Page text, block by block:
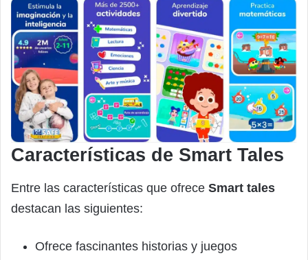
Características de Smart Tales
Entre las características que ofrece Smart tales
destacan las siguientes:
Ofrece fascinantes historias y juegos